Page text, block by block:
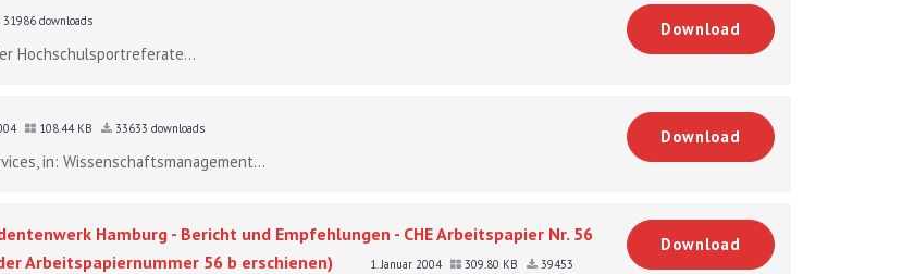
31986 downloads
Hochschulsportreferate...
Download
108.44 KB 33633 downloads
in: Wissenschaftsmanagement...
Download
Hamburg - Bericht und Empfehlungen - CHE Arbeitspapier Nr. 56
Arbeitspapiernummer 56 b erschienen)
1. Januar 2004 309.80 KB
39453
Download